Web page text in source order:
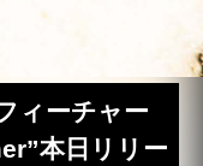
ィーチャー
本日リリー